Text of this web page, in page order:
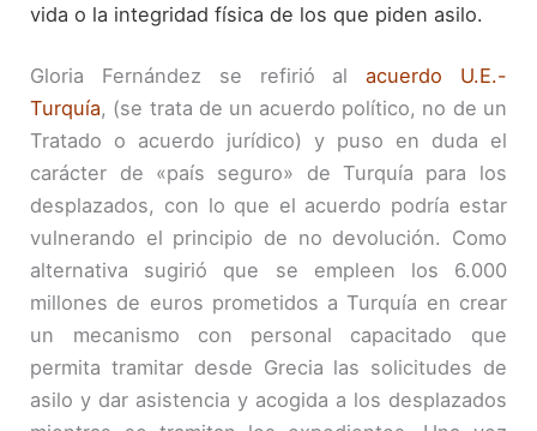
vida o la integridad física de los que piden asilo.
Gloria Fernández se refirió al acuerdo U.E.-
Turquía, (se trata de un acuerdo político, no de un
Tratado o acuerdo jurídico) y puso en duda el
carácter de «país seguro» de Turquía para los
desplazados, con lo que el acuerdo podría estar
vulnerando el principio de no devolución. Como
alternativa sugirió que se empleen los 6.000
millones de euros prometidos a Turquía en crear
un mecanismo con personal capacitado que
permita tramitar desde Grecia las solicitudes de
asilo y dar asistencia y acogida a los desplazados